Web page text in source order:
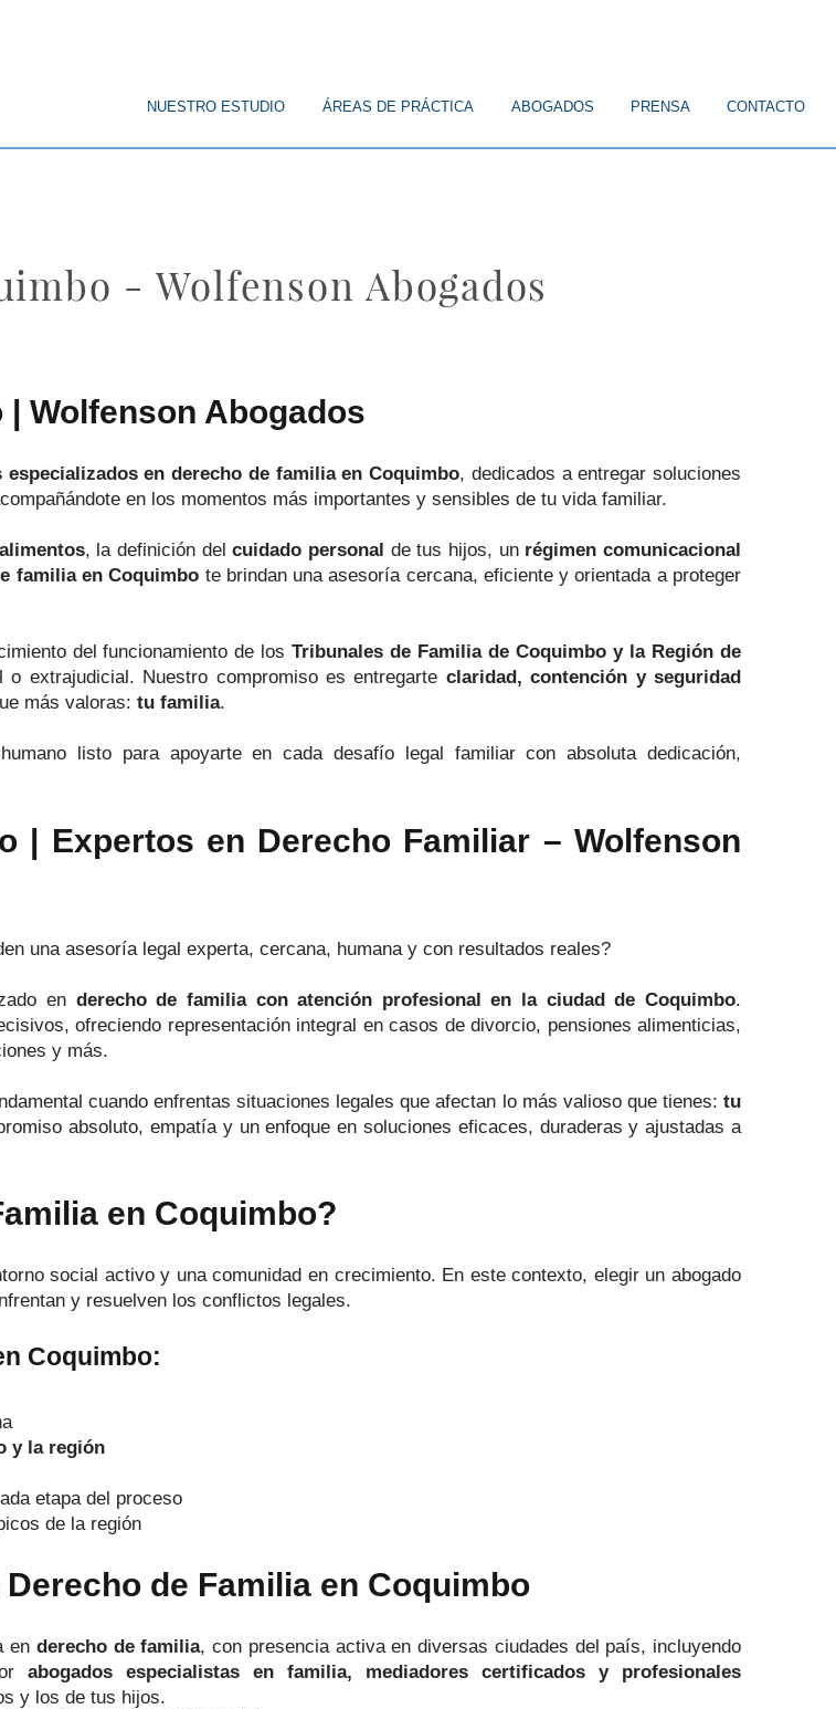
NUESTRO ESTUDIO ÁREAS DE PRÁCTICA ABOGADOS PRENSA CONTACTO
- Wolfenson Abogados
Wolfenson Abogados
especializados en derecho de familia en Coquimbo, dedicados a entregar soluciones
en los momentos más importantes y sensibles de tu vida familiar.
, la definición delcuidado personal de tus hijos, un régimen comunicacional
familia en Coquimbo te brindan una asesoría cercana, eficiente y orientada a proteger
del funcionamiento de losTribunales de Familia de Coquimbo y la Región de
extrajudicial. Nuestro compromiso es entregarte claridad, contención y seguridad
más valoras: tu familia.
listo para apoyarte en cada desafío legal familiar con absoluta dedicación,
| Expertos en Derecho Familiar – Wolfenson
una asesoría legal experta, cercana, humana y con resultados reales?
en derecho de familia con atención profesional en la ciudad de Coquimbo.
ofreciendo representación integral en casos de divorcio, pensiones alimenticias,
y más.
cuando enfrentas situaciones legales que afectan lo más valioso que tienes:tu
absoluto, empatía y un enfoque en soluciones eficaces, duraderas y ajustadas a
en Coquimbo?
social activo y una comunidad en crecimiento. En este contexto, elegir un abogado
y resuelven los conflictos legales.
Coquimbo:
y la región
etapa del proceso
de la región
de Familia en Coquimbo
en derecho de familia, con presencia activa en diversas ciudades del país, incluyendo
abogados especialistas en familia, mediadores certificados y profesionales
y los de tus hijos.